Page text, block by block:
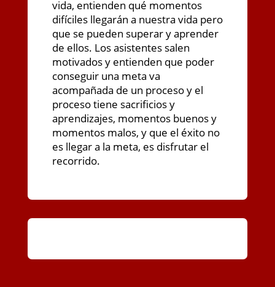
vida, entienden qué momentos
difíciles llegarán a nuestra vida pero
que se pueden superar y aprender
de ellos. Los asistentes salen
motivados y entienden que poder
conseguir una meta va
acompañada de un proceso y el
proceso tiene sacrificios y
aprendizajes, momentos buenos y
momentos malos, y que el éxito no
es llegar a la meta, es disfrutar el
recorrido.